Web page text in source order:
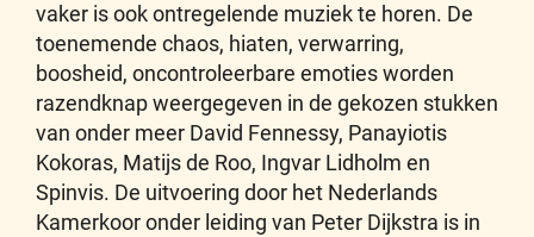
vaker is ook ontregelende muziek te horen. De
toenemende chaos, hiaten, verwarring,
boosheid, oncontroleerbare emoties worden
razendknap weergegeven in de gekozen stukken
van onder meer David Fennessy, Panayiotis
Kokoras, Matijs de Roo, Ingvar Lidholm en
Spinvis. De uitvoering door het Nederlands
Kamerkoor onder leiding van Peter Dijkstra is in